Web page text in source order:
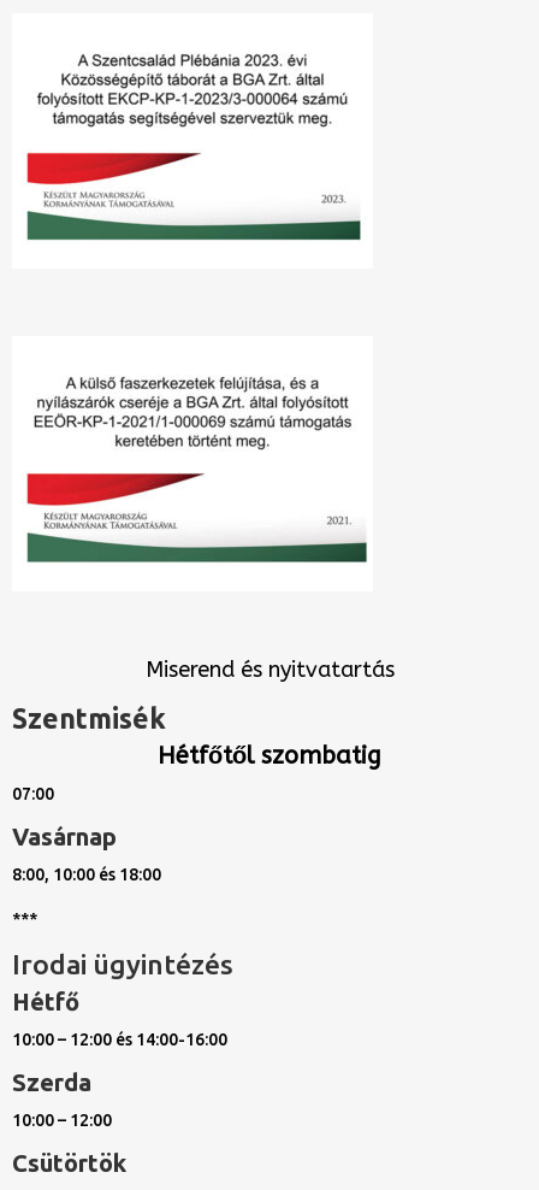
Miserend és nyitvatartás
Szentmisék
Hétfőtől szombatig
07:00
Vasárnap
8:00, 10:00 és 18:00
***
Irodai ügyintézés
Hétfő
10:00 – 12:00 és 14:00-16:00
Szerda
10:00 – 12:00
Csütörtök